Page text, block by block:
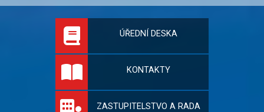
Oficiální stránky
ÚŘEDNÍ DESKA
KONTAKTY
ZASTUPITELSTVO A RADA